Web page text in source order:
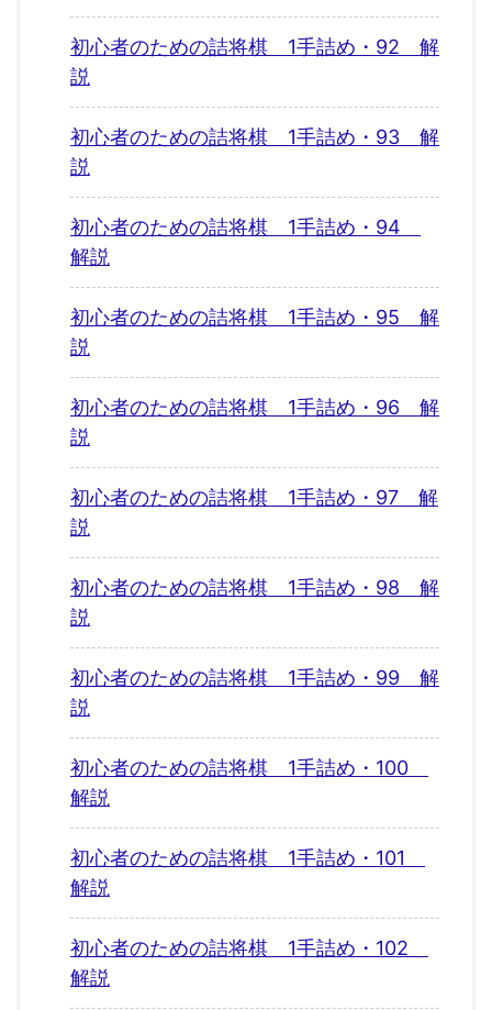
初心者のための詰将棋 1手詰め・92 解
説
初心者のための詰将棋 1手詰め・93 解
説
初心者のための詰将棋 1手詰め・94
解説
初心者のための詰将棋 1手詰め・95 解
説
初心者のための詰将棋 1手詰め・96 解
説
初心者のための詰将棋 1手詰め・97 解
説
初心者のための詰将棋 1手詰め・98 解
説
初心者のための詰将棋 1手詰め・99 解
説
初心者のための詰将棋 1手詰め・100
解説
初心者のための詰将棋 1手詰め・101
解説
初心者のための詰将棋 1手詰め・102
解説